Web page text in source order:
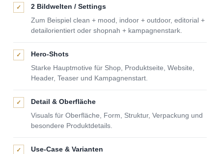
✓
2 Bildwelten / Settings
Zum Beispiel clean + mood, indoor + outdoor, editorial +
detailorientiert oder shopnah + kampagnenstark.
✓
Hero-Shots
Starke Hauptmotive für Shop, Produktseite, Website,
Header, Teaser und Kampagnenstart.
✓
Detail & Oberfläche
Visuals für Oberfläche, Form, Struktur, Verpackung und
besondere Produktdetails.
✓
Use-Case & Varianten